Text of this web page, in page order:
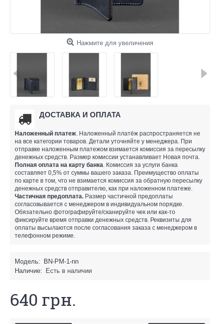
Нажмите для увеличения
ДОСТАВКА И ОПЛАТА
Наложенный платеж . Наложенный платёж распространяется не
на все категории товаров. Детали уточняйте у менеджера. При
отправке наложенным платежом взимается комиссия за пересылку
денежных средств. Размер комиссии устанавливает Новая почта.
Полная оплата на карту банка . Комиссия за услуги банка
составляет 0,5% от суммы вашего заказа. Преимущество оплаты
по карте в том, что не взимается комиссия за обратную пересылку
денежных средств отправителю, как при наложенном платеже.
Частичная предоплата. Размер частичной предоплаты
согласовывается с менеджером в индивидуальном порядке.
Обязательно фотографируйте/сканируйте чек или как-то
фиксируйте время отправки денежных средств. Реквизиты для
оплаты высылаются после согласования заказа с менеджером в
телефонном режиме.
Модель:
BN-PM-1-nn
Наличие:
Есть в наличии
640 грн.